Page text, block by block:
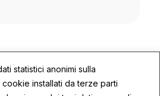
statistici anonimi sulla
installati da terze parti